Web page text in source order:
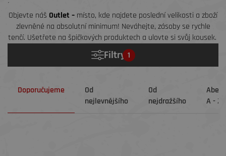
´
Objevte náš Outlet – místo, kde najdete poslední velikosti a zboží
zlevněné na absolutní minimum! Neváhejte, zásoby se rychle
tenčí. Ušetřete na špičkových produktech a ulovte si svůj kousek.
Filtry 1
Doporučujeme
Od
nejlevnějšího
Od
nejdražšího
A - Z